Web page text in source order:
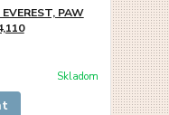
PAW
Skladom